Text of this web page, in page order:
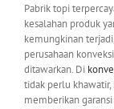
Pabrik topi
kesalahan produk
kemungkinan
perusahaan
ditawarkan. Di
tidak perlu khawatir,
memberikan